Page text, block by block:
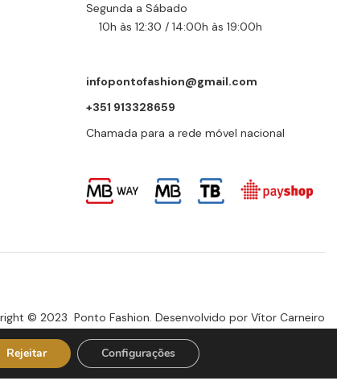
Segunda a Sábado
10h às 12:30 / 14:00h às 19:00h
infopontofashion@gmail.com
+351 913328659
Chamada para a rede móvel nacional
© 2023 Ponto Fashion. Desenvolvido por Vítor Carneiro
Rejeitar Configurações